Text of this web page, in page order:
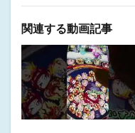
関連する動画記事